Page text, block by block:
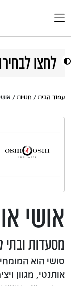
לחצו
עמוד הבית / חנויות /
אושי
מסעדות ובתי
סושי הוא
אותנטי, מגוון